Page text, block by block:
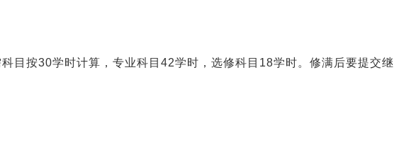
目按30学时计算，专业科目42学时，选修科目18学时。修满后要提交继